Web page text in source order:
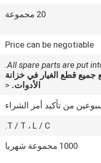
20 مجموعة
Price can be negotiable
All spare parts are put
جميع قطع الغيار في خزانة
الأدوات. <
من تأكيد أمر الشراء
T / T ، L / C.
1000 مجموعة شهريا